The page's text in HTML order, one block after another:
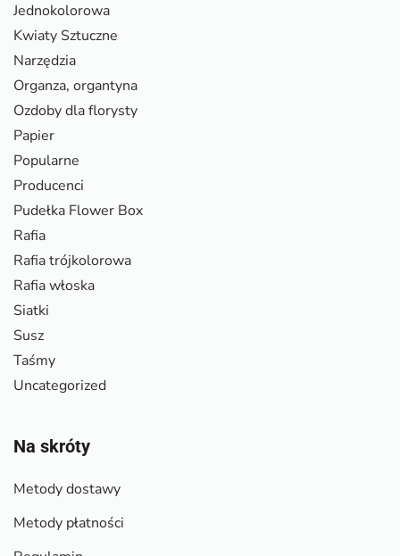
Jednokolorowa
Kwiaty Sztuczne
Narzędzia
Organza, organtyna
Ozdoby dla florysty
Papier
Popularne
Producenci
Pudełka Flower Box
Rafia
Rafia trójkolorowa
Rafia włoska
Siatki
Susz
Taśmy
Uncategorized
Na skróty
Metody dostawy
Metody płatności